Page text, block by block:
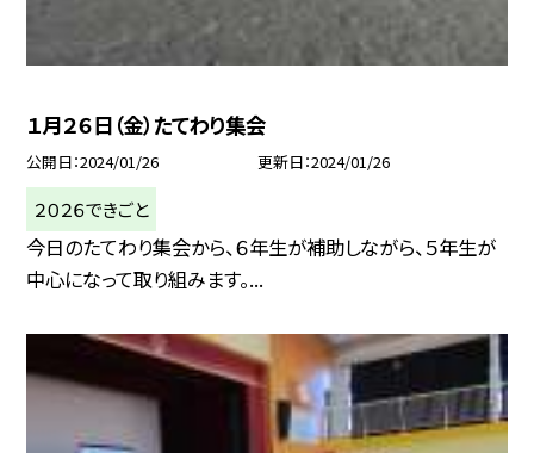
１月２６日（金）たてわり集会
公開日 2024/01/26 更新日 2024/01/26
２０２６できごと
今日のたてわり集会から、６年生が補助しながら、５年生が
中心になって取り組みます。...